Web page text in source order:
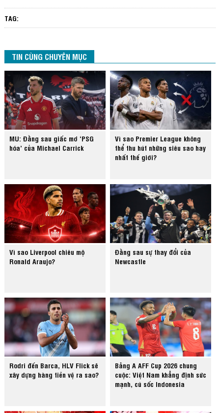
TAG:
TIN CÙNG CHUYÊN MỤC
MU: Đằng sau giấc mơ ‘PSG
hóa’ của Michael Carrick
Vì sao Premier League không
thể thu hút những siêu sao hay
nhất thế giới?
Vì sao Liverpool chiêu mộ
Ronald Araujo?
Đằng sau sự thay đổi của
Newcastle
Rodri đến Barca, HLV Flick sẽ
xây dựng hàng tiền vệ ra sao?
Bảng A AFF Cup 2026 chung
cuộc: Việt Nam khẳng định sức
mạnh, cú sốc Indonesia